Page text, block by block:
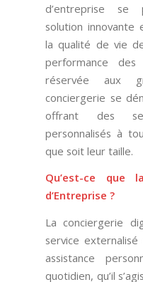
d’entreprise se
solution
la qualité de vie
performance des
réservée aux
conciergerie se
offrant des
personnalisés à
que soit leur taille.
Qu’est-ce que
d’Entreprise ?
La conciergerie
service
assistance
quotidien, qu’il